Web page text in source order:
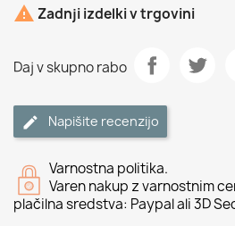
 Zadnji izdelki v trgovini
Daj v skupno rabo
Napišite recenzijo
Varnostna politika.
Varen nakup z varnostnim
plačilna sredstva: Paypal ali 3D